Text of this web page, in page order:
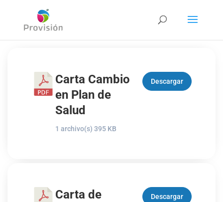
Carta Cambio
en Plan de
Salud
1 archivo(s) 395 KB
Descargar
Carta de
Descargar